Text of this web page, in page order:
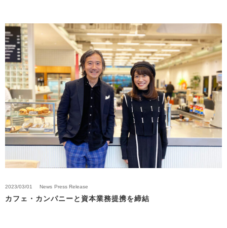
2023/03/01 News Press Release
カフェ・カンパニーと資本業務提携を締結